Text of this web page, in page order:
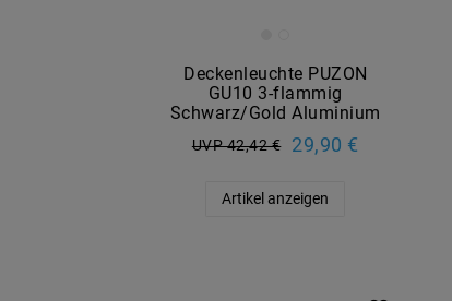
Deckenleuchte PUZON
GU10 3-flammig
Schwarz/Gold Aluminium
UVP 42,42 € 29,90 €
Artikel anzeigen